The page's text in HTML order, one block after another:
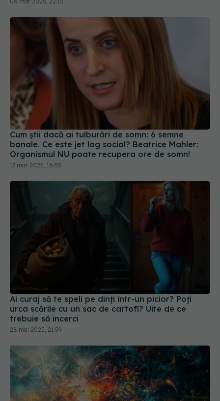
Cum știi dacă ai tulburări de somn: 6 semne
banale. Ce este jet lag social? Beatrice Mahler:
Organismul NU poate recupera ore de somn!
17 mar 2025, 16:55
Ai curaj să te speli pe dinți într-un picior? Poți
urca scările cu un sac de cartofi? Uite de ce
trebuie să încerci
28 mai 2025, 21:59